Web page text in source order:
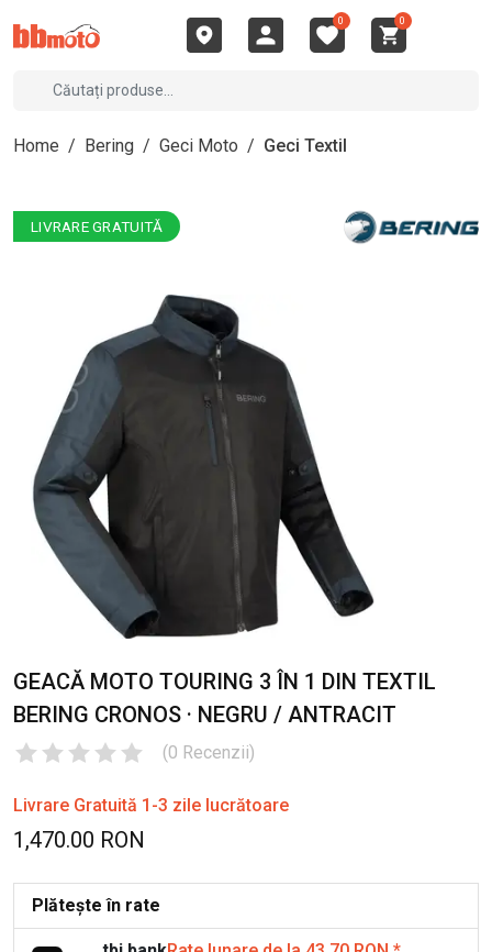
0 0
Home / Bering / Geci Moto / Geci Textil
LIVRARE GRATUITĂ
GEACĂ MOTO TOURING 3 ÎN 1 DIN TEXTIL
BERING CRONOS · NEGRU / ANTRACIT
(0 Recenzii)
Livrare Gratuită 1-3 zile lucrătoare
1,470.00 RON
Plătește în rate